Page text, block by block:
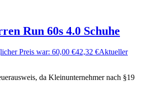
Run 60s 4.0 Schuhe
Preis war: 60,00 €42,32 €Aktueller
da Kleinunternehmer nach §19